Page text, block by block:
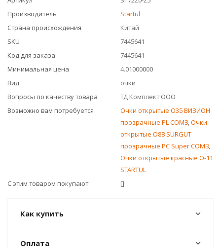
Производитель
Startul
Страна происхождения
Китай
SKU
7445641
Код для заказа
7445641
Минимальная цена
4.01000000
Вид
очки
Вопросы по качеству товара
ТД Комплект ООО
Возможно вам потребуется
Очки открытые О35 ВИЗИОН
прозрачные PL СОМЗ,Очки
открытые О88 SURGUT
прозрачные PC Super СОМЗ,
Очки открытые красные О-11
STARTUL
С этим товаром покупают
[]
Как купить
Оплата